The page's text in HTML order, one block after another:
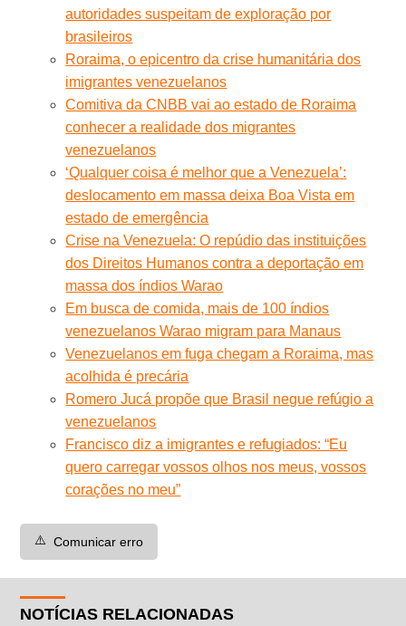
autoridades suspeitam de exploração por
brasileiros
Roraima, o epicentro da crise humanitária dos
imigrantes venezuelanos
Comitiva da CNBB vai ao estado de Roraima
conhecer a realidade dos migrantes
venezuelanos
‘Qualquer coisa é melhor que a Venezuela’:
deslocamento em massa deixa Boa Vista em
estado de emergência
Crise na Venezuela: O repúdio das instituições
dos Direitos Humanos contra a deportação em
massa dos índios Warao
Em busca de comida, mais de 100 índios
venezuelanos Warao migram para Manaus
Venezuelanos em fuga chegam a Roraima, mas
acolhida é precária
Romero Jucá propõe que Brasil negue refúgio a
venezuelanos
Francisco diz a imigrantes e refugiados: “Eu
quero carregar vossos olhos nos meus, vossos
corações no meu”
⚠️ Comunicar erro
NOTÍCIAS RELACIONADAS